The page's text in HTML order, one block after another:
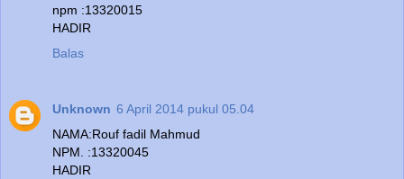
npm :13320015
HADIR
Balas
Unknown 6 April 2014 pukul 05.04
NAMA:Rouf fadil Mahmud
NPM. :13320045
HADIR